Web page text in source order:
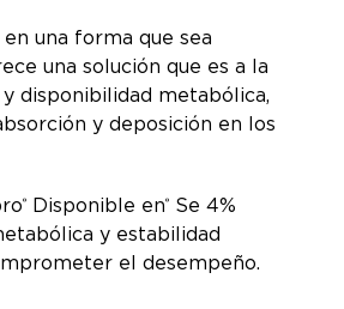
una forma que sea
una solución que es a la
disponibilidad metabólica,
y deposición en los
® Disponible en® Se 4%
y estabilidad
el desempeño.